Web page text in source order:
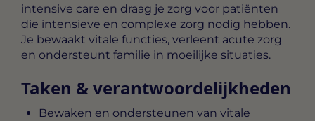
intensive care en draag je zorg voor patiënten
die intensieve en complexe zorg nodig hebben.
Je bewaakt vitale functies, verleent acute zorg
en ondersteunt familie in moeilijke situaties.
Taken & verantwoordelijkheden
Bewaken en ondersteunen van vitale